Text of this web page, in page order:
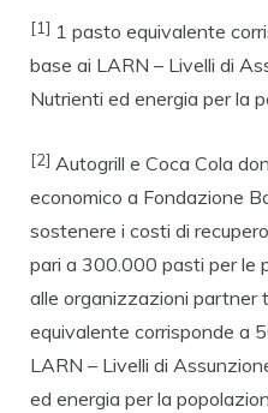
[1] 1 pasto equivalente
base ai LARN – Livelli di
Nutrienti ed energia per la
[2] Autogrill e Coca Cola
economico a Fondazione
sostenere i costi di
pari a 300.000 pasti per le
alle organizzazioni partner
equivalente corrisponde a
LARN – Livelli di
ed energia per la